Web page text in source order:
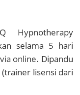
Hypnotherapy
selama 5 hari
online. Dipandu
lisensi dari